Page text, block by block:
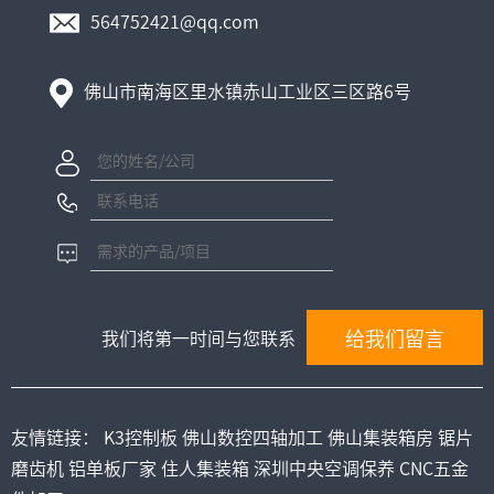
564752421@qq.com
佛山市南海区里水镇赤山工业区三区路6号
我们将第一时间与您联系
友情链接： K3控制板 佛山数控四轴加工佛山集装箱房 锯片
磨齿机铝单板厂家 住人集装箱 深圳中央空调保养 CNC五金